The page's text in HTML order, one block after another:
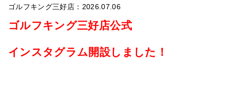
ゴルフキング三好店：2026.07.06
ゴルフキング三好店公式
インスタグラム開設しました！